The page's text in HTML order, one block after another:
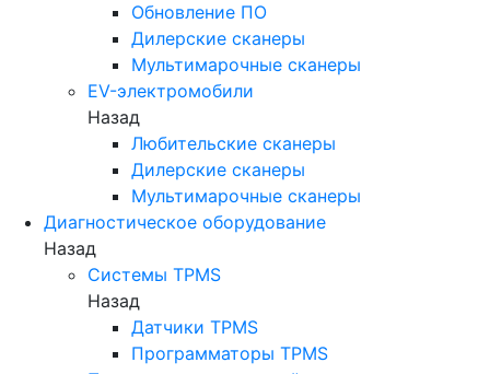
Обновление ПО
Дилерские сканеры
Мультимарочные сканеры
EV-электромобили
Назад
Любительские сканеры
Дилерские сканеры
Мультимарочные сканеры
Диагностическое оборудование
Назад
Системы TPMS
Назад
Датчики TPMS
Программаторы TPMS